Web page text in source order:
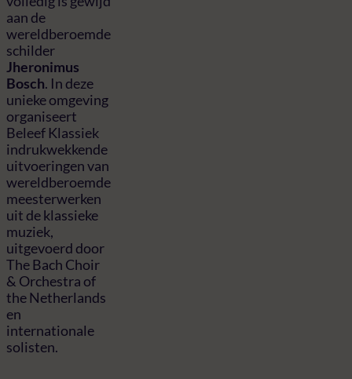
aan de
wereldberoemde
schilder
Jheronimus
Bosch. In deze
unieke omgeving
organiseert
Beleef Klassiek
indrukwekkende
uitvoeringen van
wereldberoemde
meesterwerken
uit de klassieke
muziek,
uitgevoerd door
The Bach Choir
& Orchestra of
the Netherlands
en
internationale
solisten.